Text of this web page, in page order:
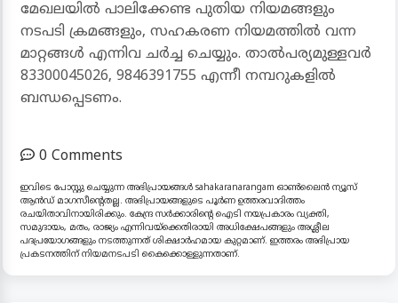
മേഖലയിൽ പാലിക്കേണ്ട പുതിയ നിയമങ്ങളും
നടപടി ക്രമങ്ങളും, സഹകരണ നിയമത്തിൽ വന്ന
മാറ്റങ്ങൾ എന്നിവ ചർച്ച ചെയ്യും. താൽപര്യമുള്ളവർ
83300045026, 9846391755 എന്നീ നമ്പറുകളിൽ
ബന്ധപ്പെടണം.
0 Comments
ഇവിടെ പോസ്റ്റു ചെയ്യുന്ന അഭിപ്രായങ്ങൾ sahakaranarangam ഓൺലൈൻ ന്യൂസ്
ആൻഡ് മാഗസീന്റെതല്ല. അഭിപ്രായങ്ങളുടെ പൂർണ ഉത്തരവാദിത്തം
രചയിതാവിനായിരിക്കും. കേന്ദ്ര സർക്കാരിന്റെ ഐടി നയപ്രകാരം വ്യക്തി,
സമുദായം, മതം, രാജ്യം എന്നിവയ്ക്കെതിരായി അധിക്ഷേപങ്ങളും അശ്ലീല
പദപ്രയോഗങ്ങളും നടത്തുന്നത് ശിക്ഷാർഹമായ കുറ്റമാണ്. ഇത്തരം അഭിപ്രായ
പ്രകടനത്തിന് നിയമനടപടി കൈക്കൊള്ളുന്നതാണ്.